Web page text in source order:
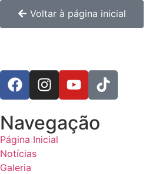
Voltar à página inicial
Navegação
Página Inicial
Notícias
Galeria